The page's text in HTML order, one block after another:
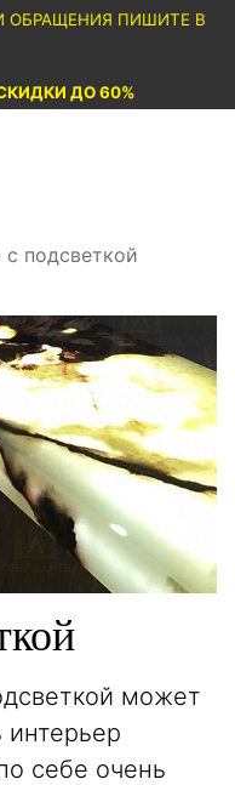
ОБРАЩЕНИЯ ПИШИТЕ В
ДО 60%
с подсветкой
может
себе очень